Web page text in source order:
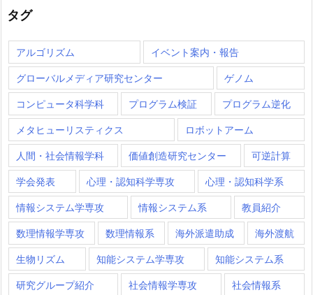
タグ
アルゴリズム イベント案内・報告
グローバルメディア研究センター ゲノム
コンピュータ科学科 プログラム検証 プログラム逆化
メタヒューリスティクス ロボットアーム
人間・社会情報学科 価値創造研究センター 可逆計算
学会発表 心理・認知科学専攻 心理・認知科学系
情報システム学専攻 情報システム系 教員紹介
数理情報学専攻 数理情報系 海外派遣助成 海外渡航
生物リズム 知能システム学専攻 知能システム系
研究グループ紹介 社会情報学専攻 社会情報系